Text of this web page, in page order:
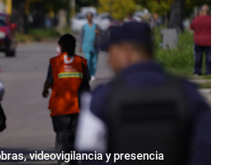
videovigilancia y presencia